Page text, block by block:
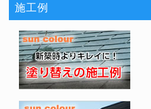
施工例